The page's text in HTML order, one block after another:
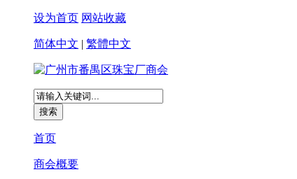
设为首页 网站收藏
简体中文 | 繁體中文
首页
商会概要